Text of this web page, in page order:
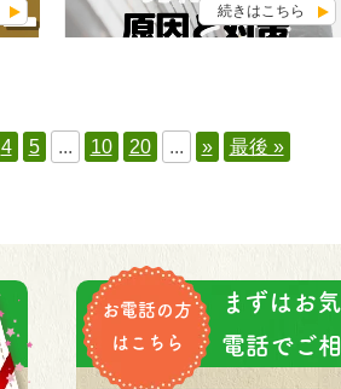
続きはこちら
4 5 ... 10 20 ... » 最後 »
お電話の方
はこちら
まずはお
電話でご